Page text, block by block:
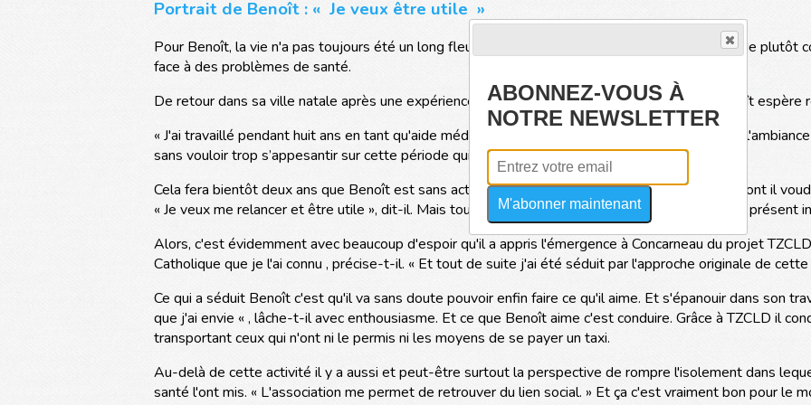
Portrait de Benoît : « Je veux être utile »
Pour Benoît, la vie n'a pas toujours été un long fleuve tranquille. Âgé de 55 ans il vit une période plutôt
face à des problèmes de santé.
De retour dans sa ville natale après une expérience professionnelle décevante à Nantes, Benoît espère
« J'ai travaillé pendant huit ans en tant qu'aide médico-psychologique mais j'ai arrêté parce que
sans vouloir trop s’appesantir sur cette période qui visiblement a laissé des traces.
Cela fera bientôt deux ans que Benoît est sans activité. Une situation qui n'a que trop duré et dont il
« Je veux me relancer et être utile », dit-il. Mais toutes ses recherches se sont révélées jusqu'à présent
Alors, c'est évidemment avec beaucoup d'espoir qu'il a appris l'émergence à Concarneau du projet
Catholique que je l'ai connu , précise-t-il. « Et tout de suite j'ai été séduit par l'approche originale de cette
Ce qui a séduit Benoît c'est qu'il va sans doute pouvoir enfin faire ce qu'il aime. Et s'épanouir dans son
que j'ai envie « , lâche-t-il avec enthousiasme. Et ce que Benoît aime c'est conduire. Grâce à TZCLD il
transportant ceux qui n'ont ni le permis ni les moyens de se payer un taxi.
Au-delà de cette activité il y a aussi et peut-être surtout la perspective de rompre l'isolement dans
santé l'ont mis. « L'association me permet de retrouver du lien social. » Et ça c'est vraiment bon pour le
ABONNEZ-VOUS À
NOTRE NEWSLETTER
M'abonner maintenant